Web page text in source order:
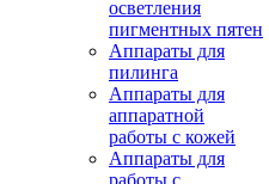
осветления
пигментных пятен
Аппараты для
пилинга
Аппараты для
аппаратной
работы с кожей
Аппараты для
работы с